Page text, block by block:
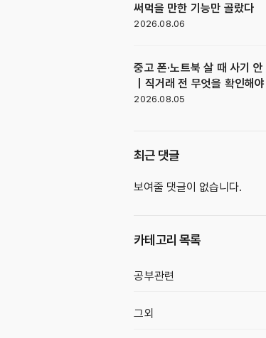
써먹을 만한 기능만 골랐다
2026.08.06
중고 폰·노트북 살 때 사기
｜직거래 전 무엇을 확인해
2026.08.05
최근 댓글
보여줄 댓글이 없습니다.
카테고리 목록
공부관련
그외